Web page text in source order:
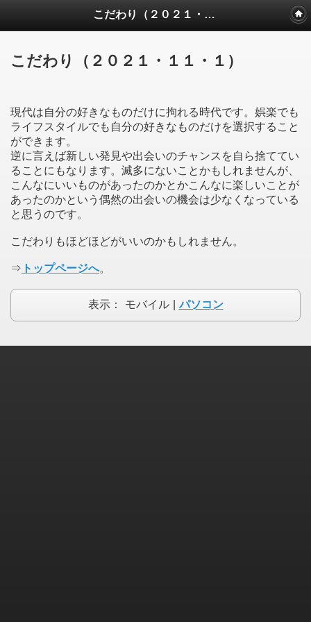
こだわり（２０２１・１１・１）
こだわり（２０２１・１１・１）
現代は自分の好きなものだけに拘れる時代です。娯楽でも
ライフスタイルでも自分の好きなものだけを選択すること
ができます。
逆に言えば新しい発見や出会いのチャンスを自ら捨ててい
ることにもなります。滅多にないことかもしれませんが、
こんなにいいものがあったのかとかこんなに楽しいことが
あったのかという偶然の出会いの機会は少なくなっている
と思うのです。
こだわりもほどほどがいいのかもしれません。
⇒ トップページへ。
表示： モバイル パソコン